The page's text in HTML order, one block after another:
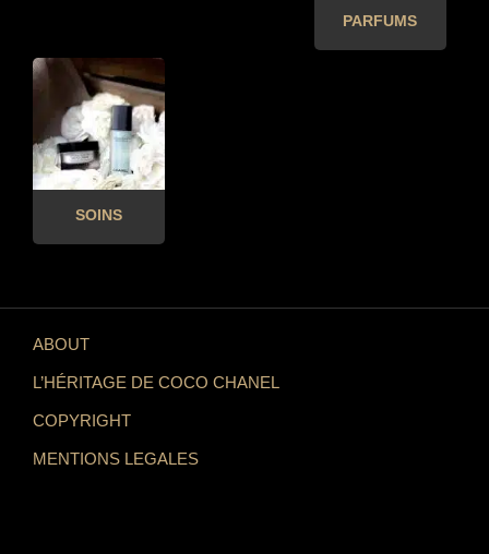
PARFUMS
SOINS
ABOUT
L’HÉRITAGE DE COCO CHANEL
COPYRIGHT
MENTIONS LEGALES